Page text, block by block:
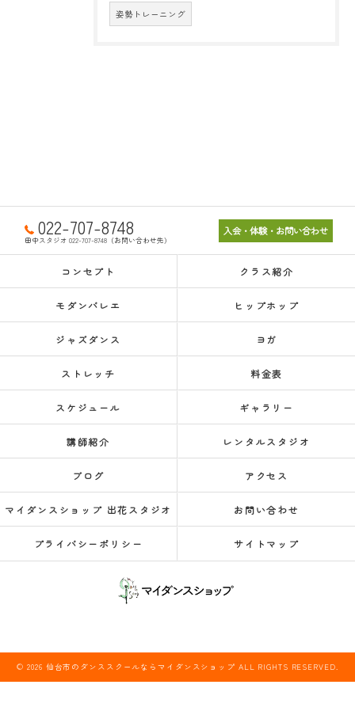
姿勢トレーニング
022-707-8748
田中スタジオ 022-707-8748（お問い合わせ先）
入会・体験・お問い合わせ
コンセプト クラス紹介
モダンバレエ ヒップホップ
ジャズダンス ヨガ
ストレッチ 料金表
スケジュール ギャラリー
講師紹介 レンタルスタジオ
ブログ アクセス
マイダンスショップ 出花スタジオ お問い合わせ
プライバシーポリシー サイトマップ
© 2026 仙台市のダンススクールならマイダンスショップ ALL RIGHTS RESERVED.